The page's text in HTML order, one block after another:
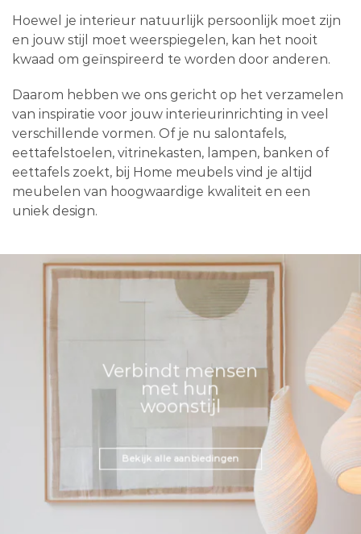
Hoewel je interieur natuurlijk persoonlijk moet zijn
en jouw stijl moet weerspiegelen, kan het nooit
kwaad om geïnspireerd te worden door anderen.
Daarom hebben we ons gericht op het verzamelen
van inspiratie voor jouw interieurinrichting in veel
verschillende vormen. Of je nu salontafels,
eettafelstoelen, vitrinekasten, lampen, banken of
eettafels zoekt, bij Home meubels vind je altijd
meubelen van hoogwaardige kwaliteit en een
uniek design.
Verbindt mensen
met hun
woonstijl
Bekijk alle aanbiedingen